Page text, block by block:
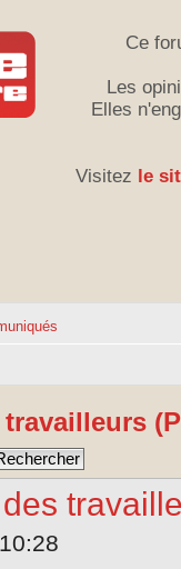
Ce
Les
Elles
Visitez le